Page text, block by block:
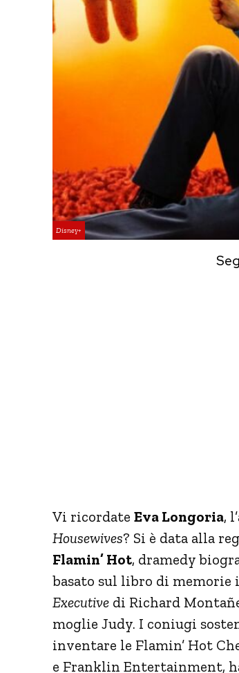
Disney+
Vi ricordate Eva Longoria,
Housewives? Si è data alla
Flamin’ Hot, dramedy
basato sul libro di
Executive di Richard
moglie Judy. I coniugi
inventare le Flamin’ Hot
e Franklin Entertainment,